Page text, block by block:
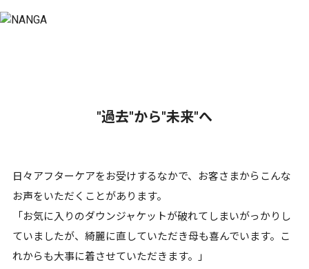
"過去"から"未来"へ
日々アフターケアをお受けするなかで、お客さまからこんな
お声をいただくことがあります。
「お気に入りのダウンジャケットが破れてしまいがっかりし
ていましたが、綺麗に直していただき母も喜んでいます。こ
れからも大事に着させていただきます。」